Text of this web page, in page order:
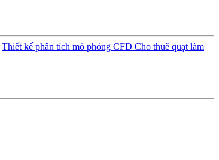
Thiết kế phân tích mô phỏng CFD Cho thuê quạt làm